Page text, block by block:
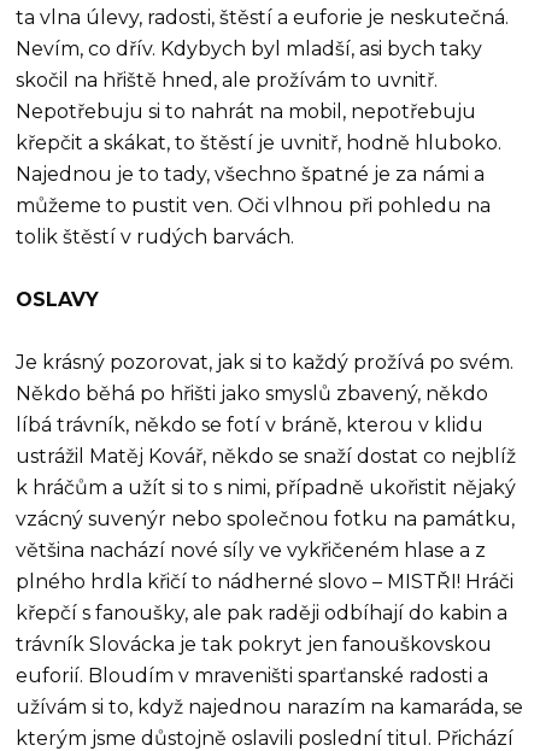
ta vlna úlevy, radosti, štěstí a euforie je neskutečná.
Nevím, co dřív. Kdybych byl mladší, asi bych taky
skočil na hřiště hned, ale prožívám to uvnitř.
Nepotřebuju si to nahrát na mobil, nepotřebuju
křepčit a skákat, to štěstí je uvnitř, hodně hluboko.
Najednou je to tady, všechno špatné je za námi a
můžeme to pustit ven. Oči vlhnou při pohledu na
tolik štěstí v rudých barvách.
OSLAVY
Je krásný pozorovat, jak si to každý prožívá po svém.
Někdo běhá po hřišti jako smyslů zbavený, někdo
líbá trávník, někdo se fotí v bráně, kterou v klidu
ustrážil Matěj Kovář, někdo se snaží dostat co nejblíž
k hráčům a užít si to s nimi, případně ukořistit nějaký
vzácný suvenýr nebo společnou fotku na památku,
většina nachází nové síly ve vykřičeném hlase a z
plného hrdla křičí to nádherné slovo – MISTŘI! Hráči
křepčí s fanoušky, ale pak raději odbíhají do kabin a
trávník Slovácka je tak pokryt jen fanouškovskou
euforií. Bloudím v mraveništi sparťanské radosti a
užívám si to, když najednou narazím na kamaráda, se
kterým jsme důstojně oslavili poslední titul. Přichází